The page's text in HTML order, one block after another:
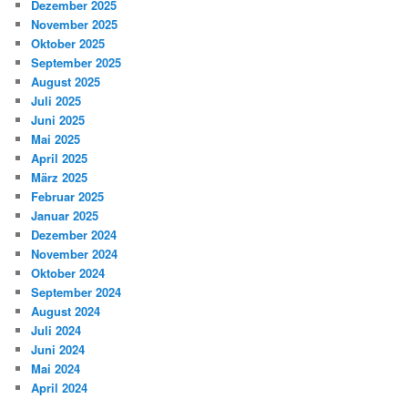
Dezember 2025
November 2025
Oktober 2025
September 2025
August 2025
Juli 2025
Juni 2025
Mai 2025
April 2025
März 2025
Februar 2025
Januar 2025
Dezember 2024
November 2024
Oktober 2024
September 2024
August 2024
Juli 2024
Juni 2024
Mai 2024
April 2024